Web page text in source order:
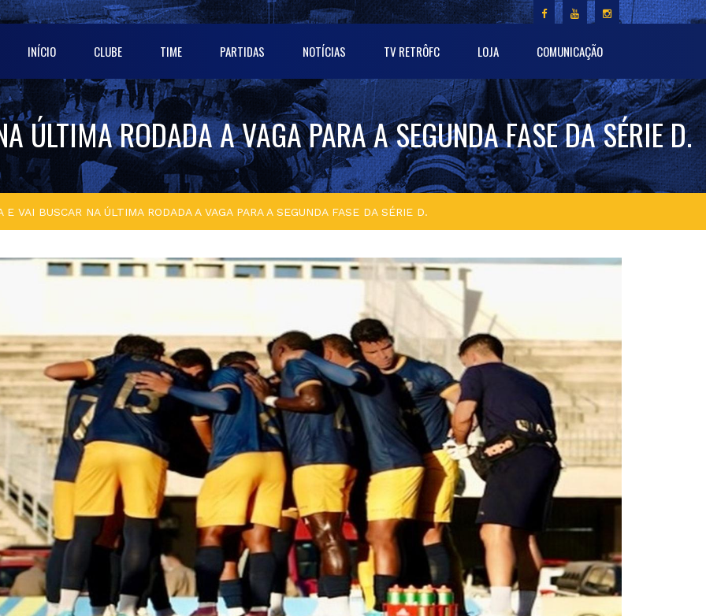
INÍCIO CLUBE TIME PARTIDAS NOTÍCIAS TV RETRÔFC LOJA COMUNICAÇÃO
ÚLTIMA RODADA A VAGA PARA A SEGUNDA FASE DA SÉRIE D.
E VAI BUSCAR NA ÚLTIMA RODADA A VAGA PARA A SEGUNDA FASE DA SÉRIE D.